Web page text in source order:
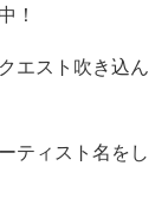
！
エスト吹き込ん
ティスト名をし